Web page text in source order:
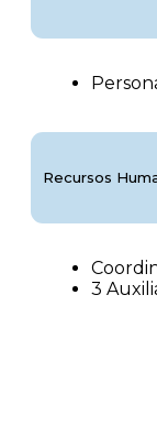
Recursos
3